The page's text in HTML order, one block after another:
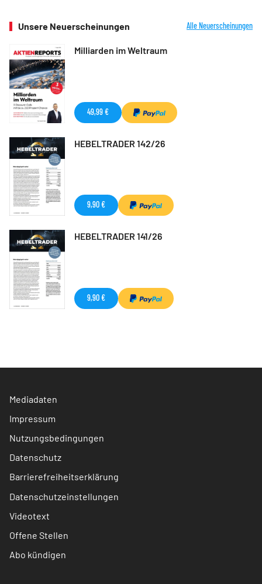
Unsere Neuerscheinungen Alle Neuerscheinungen
Milliarden im Weltraum
49,99 €
HEBELTRADER 142/26
9,90 €
HEBELTRADER 141/26
9,90 €
Mediadaten
Impressum
Nutzungsbedingungen
Datenschutz
Barrierefreiheitserklärung
Datenschutzeinstellungen
Videotext
Offene Stellen
Abo kündigen